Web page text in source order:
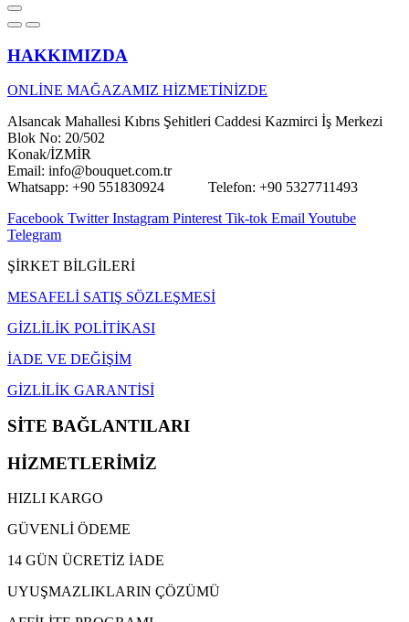
HAKKIMIZDA
ONLİNE MAĞAZAMIZ HİZMETİNİZDE
Alsancak Mahallesi Kıbrıs Şehitleri Caddesi Kazmirci İş Merkezi
Blok No: 20/502
Konak/İZMİR
Email: info@bouquet.com.tr
Whatsapp: +90 551830924 Telefon: +90 5327711493
Facebook Twitter Instagram Pinterest Tik-tok Email Youtube
Telegram
ŞİRKET BİLGİLERİ
MESAFELİ SATIŞ SÖZLEŞMESİ
GİZLİLİK POLİTİKASI
İADE VE DEĞİŞİM
GİZLİLİK GARANTİSİ
SİTE BAĞLANTILARI
HİZMETLERİMİZ
HIZLI KARGO
GÜVENLİ ÖDEME
14 GÜN ÜCRETİZ İADE
UYUŞMAZLIKLARIN ÇÖZÜMÜ